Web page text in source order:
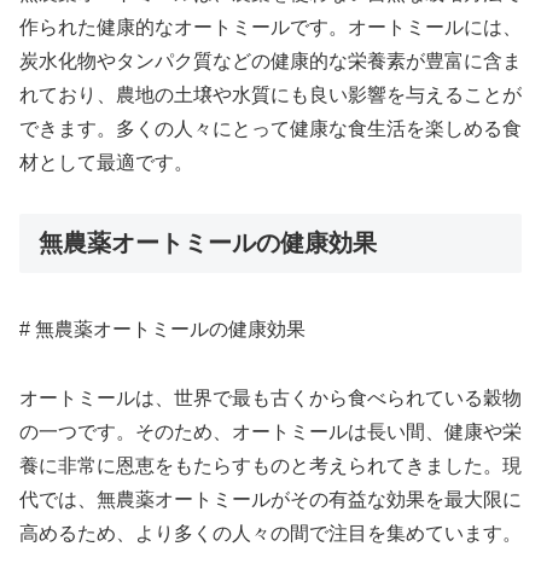
作られた健康的なオートミールです。オートミールには、
炭水化物やタンパク質などの健康的な栄養素が豊富に含ま
れており、農地の土壌や水質にも良い影響を与えることが
できます。多くの人々にとって健康な食生活を楽しめる食
材として最適です。
無農薬オートミールの健康効果
# 無農薬オートミールの健康効果
オートミールは、世界で最も古くから食べられている穀物
の一つです。そのため、オートミールは長い間、健康や栄
養に非常に恩恵をもたらすものと考えられてきました。現
代では、無農薬オートミールがその有益な効果を最大限に
高めるため、より多くの人々の間で注目を集めています。